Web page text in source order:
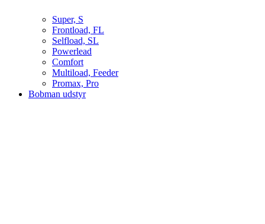
Super, S
Frontload, FL
Selfload, SL
Powerlead
Comfort
Multiload, Feeder
Promax, Pro
Bobman udstyr